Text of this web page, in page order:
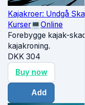
Kajakroer: Undgå
Kurser💻Online
Forebygge kajak-
kajakroning.
DKK 304
Buy now
Add